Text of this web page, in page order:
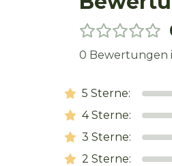
0 Bewertungen
5 Sterne:
4Sterne:
3 Sterne:
2 Sterne: